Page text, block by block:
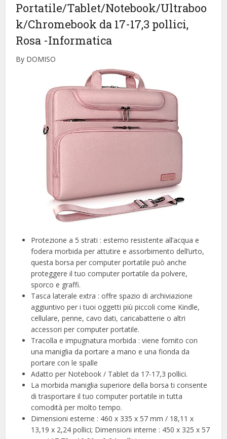
Portatile/Tablet/Notebook/Ultraboo
k/Chromebook da 17-17,3 pollici,
Rosa -Informatica
By DOMISO
Protezione a 5 strati : esterno resistente all’acqua e
fodera morbida per attutire e assorbimento dell’urto,
questa borsa per computer portatile può anche
proteggere il tuo computer portatile da polvere,
sporco e graffi.
Tasca laterale extra : offre spazio di archiviazione
aggiuntivo per i tuoi oggetti più piccoli come Kindle,
cellulare, penne, cavo dati, caricabatterie o altri
accessori per computer portatile.
Tracolla e impugnatura morbida : viene fornito con
una maniglia da portare a mano e una fionda da
portare con le spalle
Adatto per Notebook / Tablet da 17-17,3 pollici.
La morbida maniglia superiore della borsa ti consente
di trasportare il tuo computer portatile in tutta
comodità per molto tempo.
Dimensioni esterne : 460 x 335 x 57 mm / 18,11 x
13,19 x 2,24 pollici; Dimensioni interne : 450 x 325 x 57